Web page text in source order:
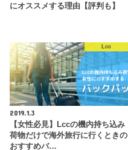
にオススメする理由【評判も】
Lcc
2019.1.3
【女性必見】Lccの機内持ち込み
荷物だけで海外旅行に行くときの
おすすめバ…